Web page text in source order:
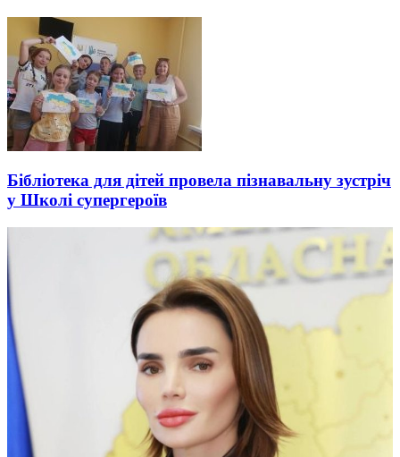
Бібліотека для дітей провела пізнавальну зустріч
у Школі супергероїв